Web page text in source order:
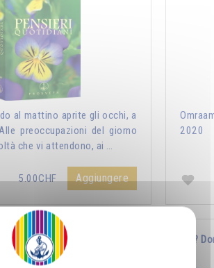
al mattino aprite gli occhi, a
preoccupazioni del giorno
che vi attendono, ai …
5.00CHF Aggiungere
2020
Vous voulez vous enrichir ?